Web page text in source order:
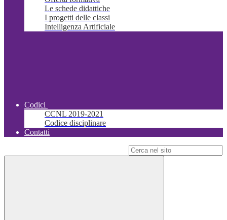
Le schede didattiche
I progetti delle classi
Intelligenza Artificiale
Codici
CCNL 2019-2021
Codice disciplinare
Contatti